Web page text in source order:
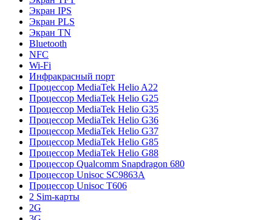
Экран IPS
Экран PLS
Экран TN
Bluetooth
NFC
Wi-Fi
Инфракрасный порт
Процессор MediaTek Helio A22
Процессор MediaTek Helio G25
Процессор MediaTek Helio G35
Процессор MediaTek Helio G36
Процессор MediaTek Helio G37
Процессор MediaTek Helio G85
Процессор MediaTek Helio G88
Процессор Qualcomm Snapdragon 680
Процессор Unisoc SC9863A
Процессор Unisoc T606
2 Sim-карты
2G